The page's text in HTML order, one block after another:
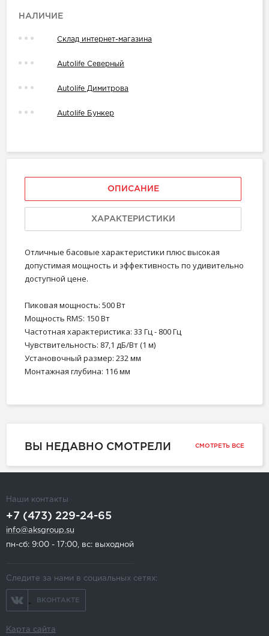
НАЛИЧИЕ
Склад интернет-магазина
Autolife Северный
Autolife Димитрова
Autolife Бункер
ОПИСАНИЕ
ХАРАКТЕРИСТИКИ
Отличные басовые характеристики плюс высокая
допустимая мощность и эффективность по удивительно
доступной цене.
Пиковая мощность: 500 Вт
Мощность RMS: 150 Вт
Частотная характеристика: 33 Гц - 800 Гц
Чувствительность: 87,1 дБ/Вт (1 м)
Установочный размер: 232 мм
Монтажная глубина: 116 мм
ВЫ НЕДАВНО СМОТРЕЛИ СМОТРЕТЬ ВСЕ
Наши контакты
+7 (473) 229-24-65
info@aksgroup.su
пн-сб: 9:00 - 17:00, вс: выходной
Следите за нами в социальных сетях:
ВКОНТАКТЕ
Карта сайта